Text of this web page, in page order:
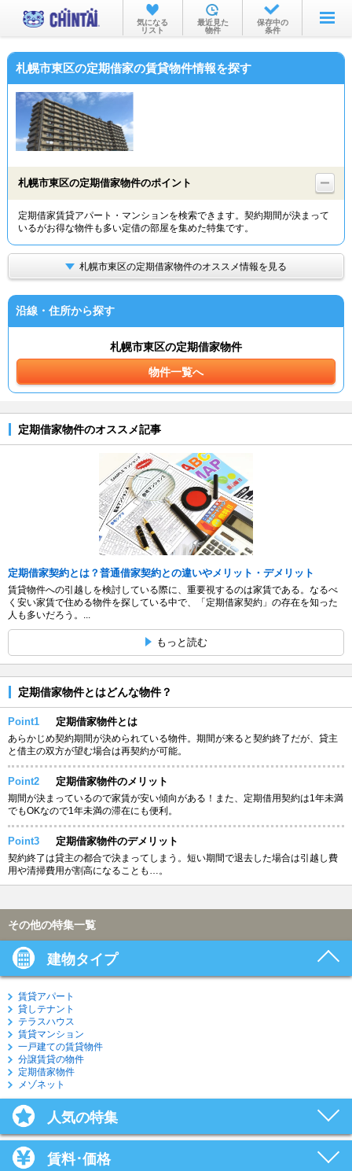
お部屋を探す
沿線・駅から
物件特集から
TOP
気になる
リスト
最近見た
物件
保存中の
条件
札幌市東区の定期借家の賃貸物件情報を探す
札幌市東区の定期借家物件のポイント
定期借家賃貸アパート・マンションを検索できます。契約期間が決まって
いるがお得な物件も多い定借の部屋を集めた特集です。
札幌市東区の定期借家物件のオススメ情報を見る
沿線・住所から探す
札幌市東区の定期借家物件
物件一覧へ
定期借家物件のオススメ記事
定期借家契約とは？普通借家契約との違いやメリット・デメリット
賃貸物件への引越しを検討している際に、重要視するのは家賃である。なるべ
く安い家賃で住める物件を探している中で、「定期借家契約」の存在を知った
人も多いだろう。...
もっと読む
定期借家物件とはどんな物件？
Point1 定期借家物件とは
あらかじめ契約期間が決められている物件。期間が来ると契約終了だが、貸主
と借主の双方が望む場合は再契約が可能。
Point2 定期借家物件のメリット
期間が決まっているので家賃が安い傾向がある！また、定期借用契約は1年未満
でもOKなので1年未満の滞在にも便利。
Point3 定期借家物件のデメリット
契約終了は貸主の都合で決まってしまう。短い期間で退去した場合は引越し費
用や清掃費用が割高になることも…。
その他の特集一覧
建物タイプ
賃貸アパート
貸しテナント
テラスハウス
賃貸マンション
一戸建ての賃貸物件
分譲賃貸の物件
定期借家物件
メゾネット
人気の特集
賃料･価格